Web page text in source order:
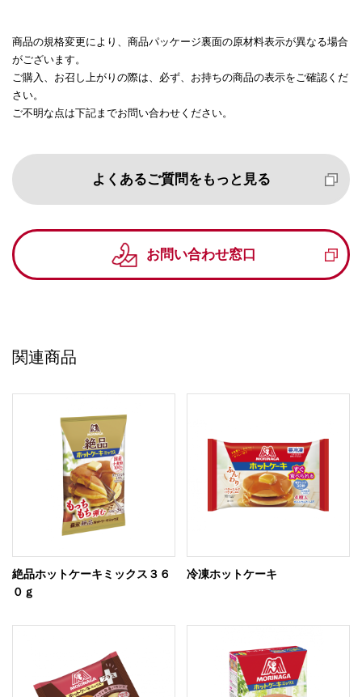
商品の規格変更により、商品パッケージ裏面の原材料表示が異なる場合
がございます。
ご購入、お召し上がりの際は、必ず、お持ちの商品の表示をご確認くだ
さい。
ご不明な点は下記までお問い合わせください。
よくあるご質問をもっと見る
お問い合わせ窓口
関連商品
絶品ホットケーキミックス３６
０ｇ
冷凍ホットケーキ